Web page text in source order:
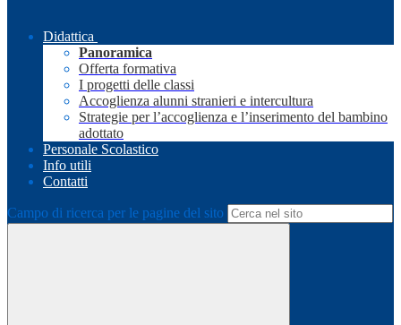
Didattica
Panoramica
Offerta formativa
I progetti delle classi
Accoglienza alunni stranieri e intercultura
Strategie per l’accoglienza e l’inserimento del bambino
adottato
Personale Scolastico
Info utili
Contatti
Campo di ricerca per le pagine del sito